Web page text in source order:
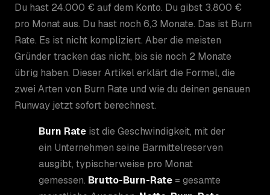
Du hast 24.000 € auf dem Konto. Du gibst 3.800 €
pro Monat aus. Du hast noch 6,3 Monate. Das ist Burn
Rate. Es ist nicht kompliziert. Aber die meisten
Gründer tracken das nicht, bis sie noch 2 Monate
übrig haben. Dieser Artikel erklärt die Formel, die
zwei Arten von Burn Rate und wie du deinen genauen
Runway jetzt sofort berechnest.
Burn Rate ist die Geschwindigkeit, mit der
ein Unternehmen seine Barmittelreserven
ausgibt, typischerweise pro Monat
gemessen. Brutto-Burn-Rate = gesamte